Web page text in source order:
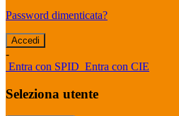
Password dimenticata?
-
Entra con SPID Entra con CIE
Seleziona utente